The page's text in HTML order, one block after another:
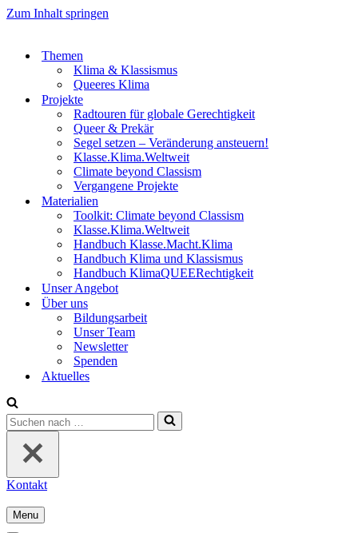
Zum Inhalt springen
Themen
Klima & Klassismus
Queeres Klima
Projekte
Radtouren für globale Gerechtigkeit
Queer & Prekär
Segel setzen – Veränderung ansteuern!
Klasse.Klima.Weltweit
Climate beyond Classism
Vergangene Projekte
Materialien
Toolkit: Climate beyond Classism
Klasse.Klima.Weltweit
Handbuch Klasse.Macht.Klima
Handbuch Klima und Klassismus
Handbuch KlimaQUEERechtigkeit
Unser Angebot
Über uns
Bildungsarbeit
Unser Team
Newsletter
Spenden
Aktuelles
Suchen
nach …
Kontakt
Menu
Navigationsmenü